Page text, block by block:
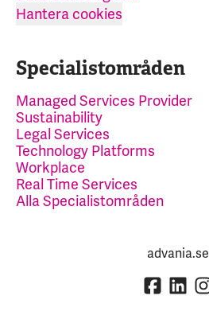
Hantera cookies
Specialistområden
Managed Services Provider
Sustainability
Legal Services
Technology Platforms
Workplace
Real Time Services
Alla Specialistområden
advania.se